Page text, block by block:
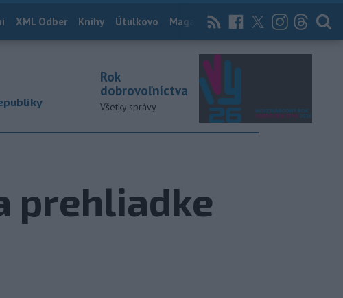
XML Odber Knihy Útulkovo Magazín News Now Archív
Rok
dobrovoľníctva
Všetky správy
prehliadke